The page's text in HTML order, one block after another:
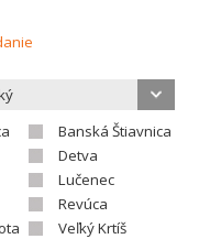
Banská Štiavnica
Detva
Lučenec
Revúca
Veľký Krtíš